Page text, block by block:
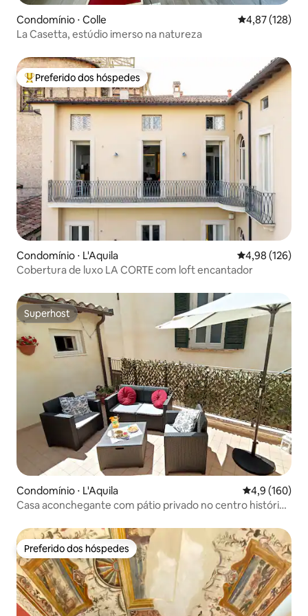
Condomínio ⋅ Colle 4,87 de uma
4,87 (128)
La Casetta, estúdio imerso na natureza
Entre os melhores preferidos dos hóspedes
Preferido dos hóspedes
Condomínio ⋅ L'Aquila 4,98 de uma
4,98 (126)
Cobertura de luxo LA CORTE com loft encantador
Superhost
Superhost
Condomínio ⋅ L'Aquila 4,9 de uma
4,9 (160)
Casa aconchegante com pátio privado no centro histórico
Preferido dos hóspedes
Preferido dos hóspedes